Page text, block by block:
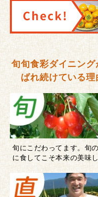
旬旬食彩ダイニング
ばれ続けている理
旬にこだわってます。旬
に食してこそ本来の美味し